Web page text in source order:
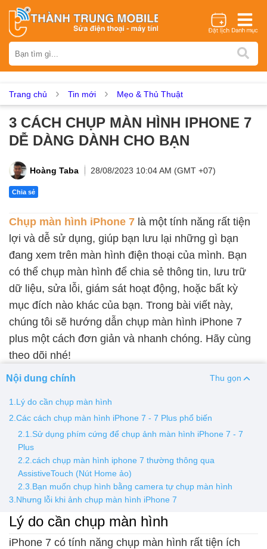
iPhone Samsung Oppo Xiaomi Realme Vivo
Asus Sony Vertu LG Tecno
Dịch vụ sửa chữa
Ép kính
Thay loa Thay kính lưng Thay vỏ Thay chân sạc
Màn hình Xiaomi Màn hình Realme Màn hình Vivo
Màn hình Vsmart Màn hình Google Pixel
Thay pin
Pin iPhone Pin Samsumg Pin Oppo Pin Xiaomi
Pin Realme
Thay vỏ
Vỏ iPhone
Trang chủ Tin mới Mẹo & Thủ Thuật
3 CÁCH CHỤP MÀN HÌNH IPHONE 7
DỄ DÀNG DÀNH CHO BẠN
Hoàng Taba 28/08/2023 10:04 AM (GMT +07)
Chia sẻ
Chụp màn hình iPhone 7 là một tính năng rất tiện
lợi và dễ sử dụng, giúp bạn lưu lại những gì bạn
đang xem trên màn hình điện thoại của mình. Bạn
có thể chụp màn hình để chia sẻ thông tin, lưu trữ
dữ liệu, sửa lỗi, giám sát hoạt động, hoặc bất kỳ
mục đích nào khác của bạn. Trong bài viết này,
chúng tôi sẽ hướng dẫn chụp màn hình iPhone 7
plus một cách đơn giản và nhanh chóng. Hãy cùng
theo dõi nhé!
Nội dung chính Thu gọn
1.Lý do cần chụp màn hình
2.Các cách chụp màn hình iPhone 7 - 7 Plus phổ biến
2.1.Sử dụng phím cứng để chụp ảnh màn hình iPhone 7 - 7
Plus
2.2.cách chụp màn hình iphone 7 thường thông qua
AssistiveTouch (Nút Home ảo)
2.3.Bạn muốn chụp hình bằng camera tự chụp màn hình
3.Nhưng lỗi khi ảnh chụp màn hình iPhone 7
Lý do cần chụp màn hình
iPhone 7 có tính năng chụp màn hình rất tiện ích